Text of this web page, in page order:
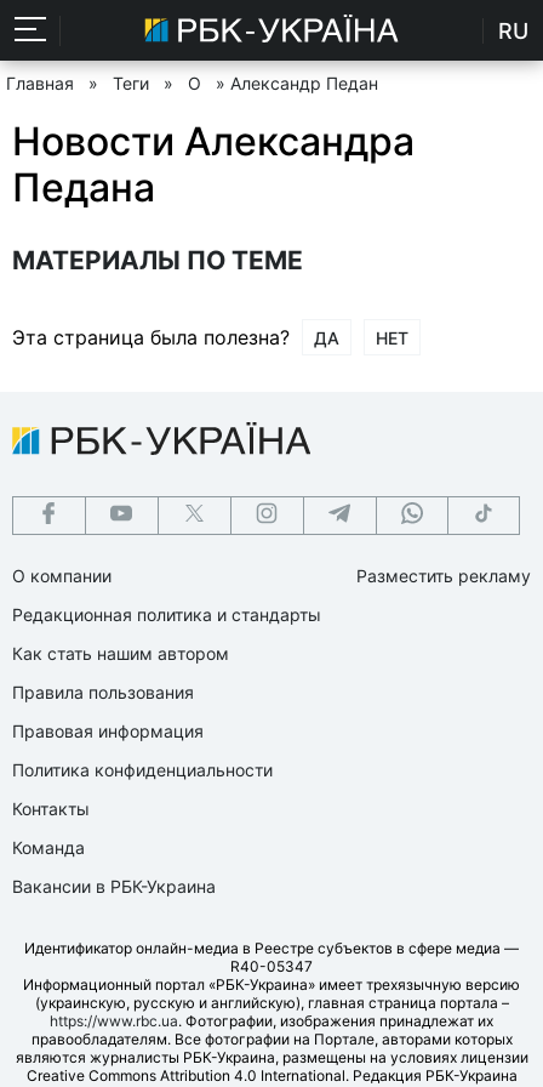
RU
Главная » Теги » О » Александр Педан
Новости Александра
Педана
МАТЕРИАЛЫ ПО ТЕМЕ
Эта страница была полезна? ДА НЕТ
О компании
Редакционная политика и стандарты
Как стать нашим автором
Правила пользования
Правовая информация
Политика конфиденциальности
Контакты
Команда
Вакансии в РБК-Украина
Разместить рекламу
Идентификатор онлайн-медиа в Реестре субъектов в сфере медиа —
R40-05347
Информационный портал «РБК-Украина» имеет трехязычную версию
(украинскую, русскую и английскую), главная страница портала –
https://www.rbc.ua. Фотографии, изображения принадлежат их
правообладателям. Все фотографии на Портале, авторами которых
являются журналисты РБК-Украина, размещены на условиях лицензии
Creative Commons Attribution 4.0 International. Редакция РБК-Украина